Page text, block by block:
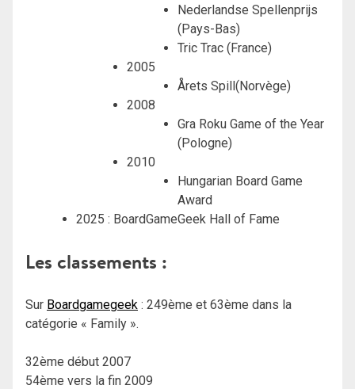
Nederlandse Spellenprijs
(Pays-Bas)
Tric Trac (France)
2005
Årets Spill(Norvège)
2008
Gra Roku Game of the Year
(Pologne)
2010
Hungarian Board Game
Award
2025 : BoardGameGeek Hall of Fame
Les classements :
Sur Boardgamegeek : 249ème et 63ème dans la
catégorie « Family ».
32ème début 2007
54ème vers la fin 2009